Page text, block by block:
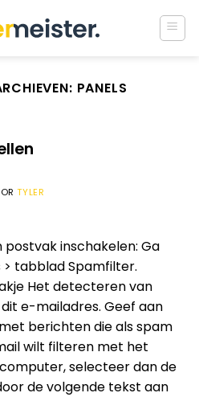
PANELS
TYLER
inschakelen: Ga
tabblad Spamfilter.
Het detecteren van
e-mailadres. Geef aan
berichten die als spam
wilt filteren met het
selecteer dan de
de volgende tekst aan